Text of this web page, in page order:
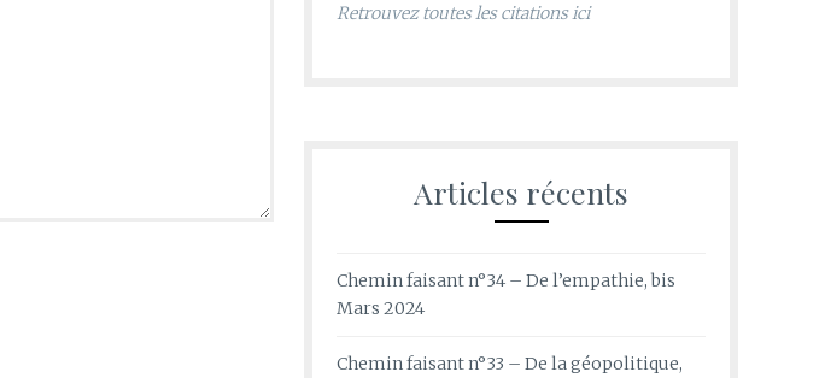
Retrouvez toutes les citations ici
Articles récents
Chemin faisant n°34 – De l’empathie, bis
Mars 2024
Chemin faisant n°33 – De la géopolitique,